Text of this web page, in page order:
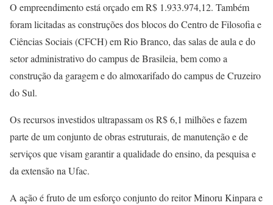
O empreendimento está orçado em R$ 1.933.974,12. Também
foram licitadas as construções dos blocos do Centro de Filosofia e
Ciências Sociais (CFCH) em Rio Branco, das salas de aula e do
setor administrativo do campus de Brasileia, bem como a
construção da garagem e do almoxarifado do campus de Cruzeiro
do Sul.
Os recursos investidos ultrapassam os R$ 6,1 milhões e fazem
parte de um conjunto de obras estruturais, de manutenção e de
serviços que visam garantir a qualidade do ensino, da pesquisa e
da extensão na Ufac.
A ação é fruto de um esforço conjunto do reitor Minoru Kinpara e